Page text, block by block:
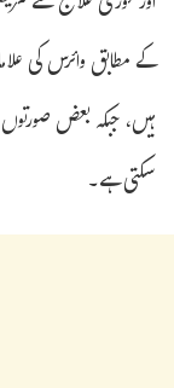
کے مطابق وائرس کی
ہیں، جبکہ بعض
سکتی ہے۔